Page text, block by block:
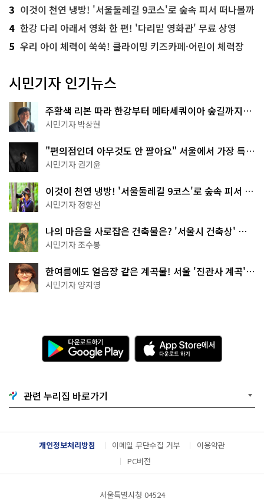
3 이것이 천연 냉방! '서울둘레길 9코스'로 숲속 피서 떠나볼까
4 한강 다리 아래서 영화 한 편! '다리밑 영화관' 무료 상영
5 우리 아이 체력이 쑥쑥! 클라이밍 키즈카페·어린이 체력장
시민기자 인기뉴스
주황색 리본 따라 한강부터 메타세쿼이아 숲길까지…
서울둘레길 15코스
시민기자 박상현
"편의점인데 아무것도 안 팔아요" 서울에서 가장 특별
한 편의점의 정체
시민기자 권기윤
이것이 천연 냉방! '서울둘레길 9코스'로 숲속 피서 떠
나볼까
시민기자 정향선
나의 마음을 사로잡은 건축물은? '서울시 건축상' 수
상작 공개!
시민기자 조수봉
한여름에도 얼음장 같은 계곡물! 서울 '진관사 계곡'이
천국이네~
시민기자 양지영
다
운
로
기
G
o
g
l
e
l
A
p
p
e
서
다
운
드
관련 누리집 바로가기
개인정보처리방침 이메일 무단수집 거부
이용약관
PC버전
서울특별시청 04524